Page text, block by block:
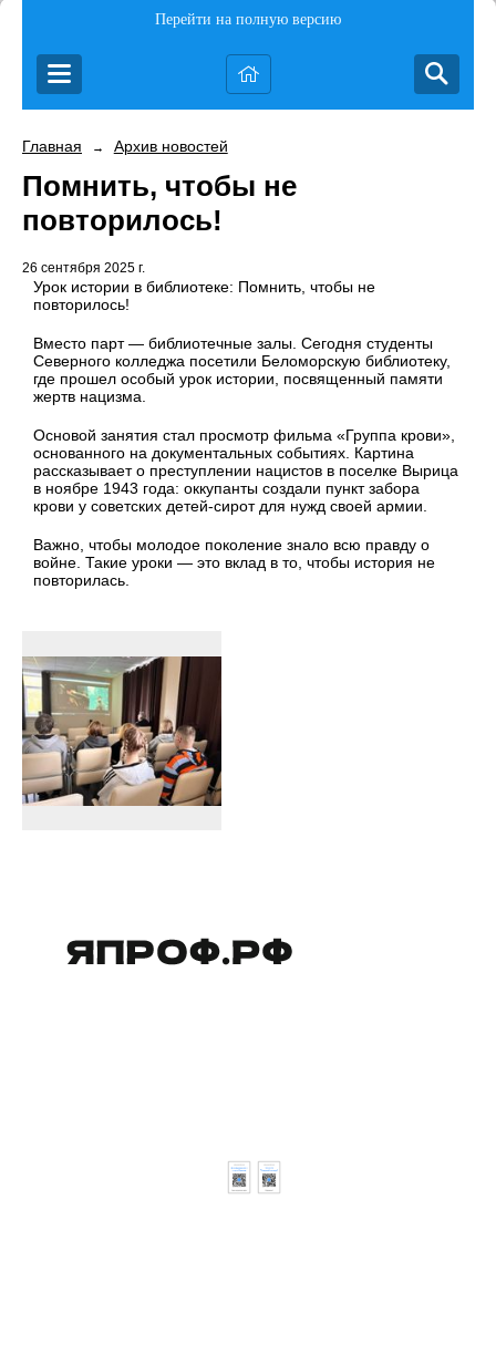
Перейти на полную версию
Главная → Архив новостей
Помнить, чтобы не
повторилось!
26 сентября 2025 г.
Урок истории в библиотеке: Помнить, чтобы не
повторилось!
Вместо парт — библиотечные залы. Сегодня студенты
Северного колледжа посетили Беломорскую библиотеку,
где прошел особый урок истории, посвященный памяти
жертв нацизма.
Основой занятия стал просмотр фильма «Группа крови»,
основанного на документальных событиях. Картина
рассказывает о преступлении нацистов в поселке Вырица
в ноябре 1943 года: оккупанты создали пункт забора
крови у советских детей-сирот для нужд своей армии.
Важно, чтобы молодое поколение знало всю правду о
войне. Такие уроки — это вклад в то, чтобы история не
повторилась.